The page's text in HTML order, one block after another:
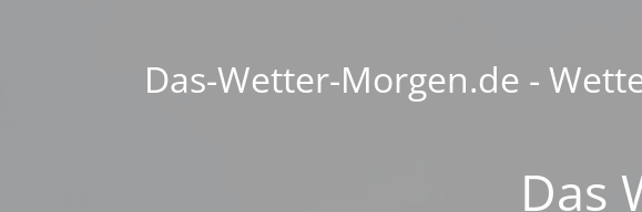
Das-Wetter-Morgen.de -
Das